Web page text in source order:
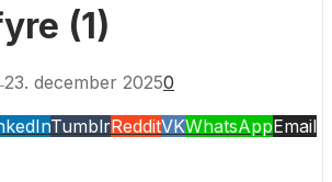
(1)
23. december 20250
TumblrRedditVKWhatsAppEmail